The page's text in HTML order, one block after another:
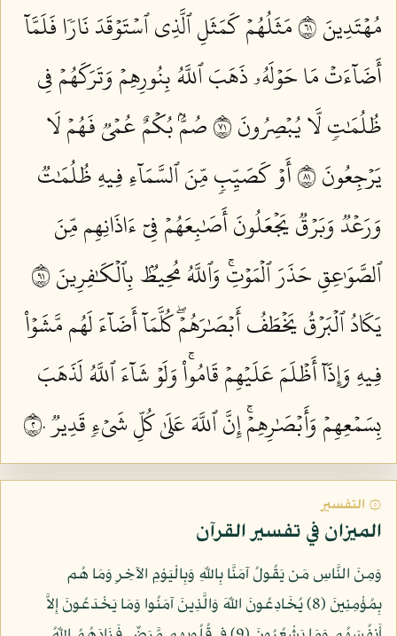
مُهۡتَدِينَ ١٦
مَثَلُهُمۡ كَمَثَلِ ٱلَّذِي ٱسۡتَوۡقَدَ نَارٗا فَلَمَّآ
أَضَآءَتۡ مَا حَوۡلَهُۥ ذَهَبَ ٱللَّهُ بِنُورِهِمۡ وَتَرَكَهُمۡ فِي
ظُلُمَٰتٖ لَّا يُبۡصِرُونَ ١٧
صُمُّۢ بُكۡمٌ عُمۡيٞ فَهُمۡ لَا
يَرۡجِعُونَ ١٨
أَوۡ كَصَيِّبٖ مِّنَ ٱلسَّمَآءِ فِيهِ ظُلُمَٰتٞ
وَرَعۡدٞ وَبَرۡقٞ يَجۡعَلُونَ أَصَٰبِعَهُمۡ فِيٓ ءَاذَانِهِم مِّنَ
ٱلصَّوَٰعِقِ حَذَرَ ٱلۡمَوۡتِۚ وَٱللَّهُ مُحِيطُۢ بِٱلۡكَٰفِرِينَ ١٩
يَكَادُ ٱلۡبَرۡقُ يَخۡطَفُ أَبۡصَٰرَهُمۡۖ كُلَّمَآ أَضَآءَ لَهُم مَّشَوۡاْ
فِيهِ وَإِذَآ أَظۡلَمَ عَلَيۡهِمۡ قَامُواْۚ وَلَوۡ شَآءَ ٱللَّهُ لَذَهَبَ
بِسَمۡعِهِمۡ وَأَبۡصَٰرِهِمۡۚ إِنَّ ٱللَّهَ عَلَىٰ كُلِّ شَيۡءٖ قَدِيرٞ ٢٠
۞ التفسير
الميزان في تفسير القرآن
وَمِنَ النَّاسِ مَن يَقُولُ آمَنَّا بِاللّهِ وَبِالْيَوْمِ الآخِرِ وَمَا هُم
بِمُؤْمِنِينَ (8) يُخَادِعُونَ اللّهَ وَالَّذِينَ آمَنُوا وَمَا يَخْدَعُونَ إِلاَّ